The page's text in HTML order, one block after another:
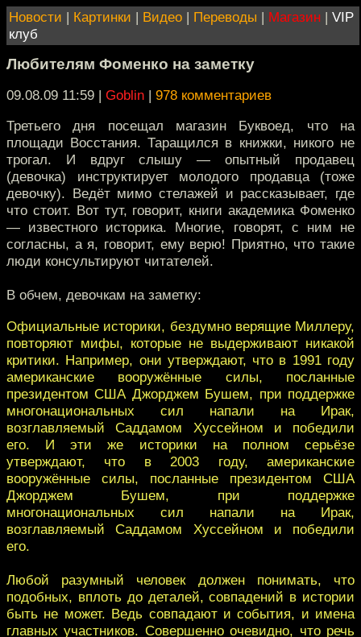
Новости | Картинки | Видео | Переводы | Магазин | VIP
клуб
Любителям Фоменко на заметку
09.08.09 11:59 | Goblin | 978 комментариев
Третьего дня посещал магазин Буквоед, что на
площади Восстания. Таращился в книжки, никого не
трогал. И вдруг слышу — опытный продавец
(девочка) инструктирует молодого продавца (тоже
девочку). Ведёт мимо стелажей и рассказывает, где
что стоит. Вот тут, говорит, книги академика Фоменко
— известного историка. Многие, говорят, с ним не
согласны, а я, говорит, ему верю! Приятно, что такие
люди консультируют читателей.
В обчем, девочкам на заметку:
Официальные историки, бездумно верящие Миллеру,
повторяют мифы, которые не выдерживают никакой
критики. Например, они утверждают, что в 1991 году
американские вооружённые силы, посланные
президентом США Джорджем Бушем, при поддержке
многонациональных сил напали на Ирак,
возглавляемый Саддамом Хуссейном и победили
его. И эти же историки на полном серьёзе
утверждают, что в 2003 году, американские
вооружённые силы, посланные президентом США
Джорджем Бушем, при поддержке
многонациональных сил напали на Ирак,
возглавляемый Саддамом Хуссейном и победили
его.
Любой разумный человек должен понимать, что
подобных, вплоть до деталей, совпадений в истории
быть не может. Ведь совпадают и события, и имена
главных участников. Совершенно очевидно, что речь